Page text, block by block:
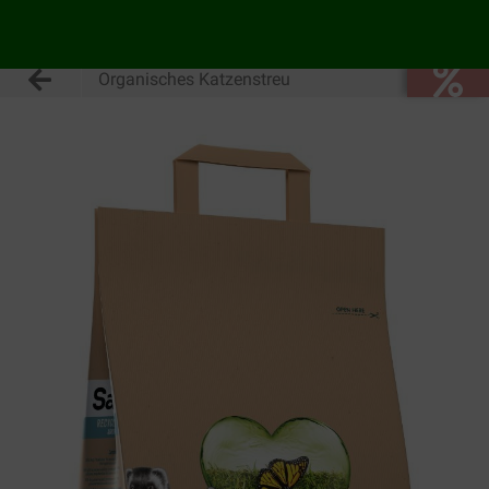
Organisches Katzenstreu